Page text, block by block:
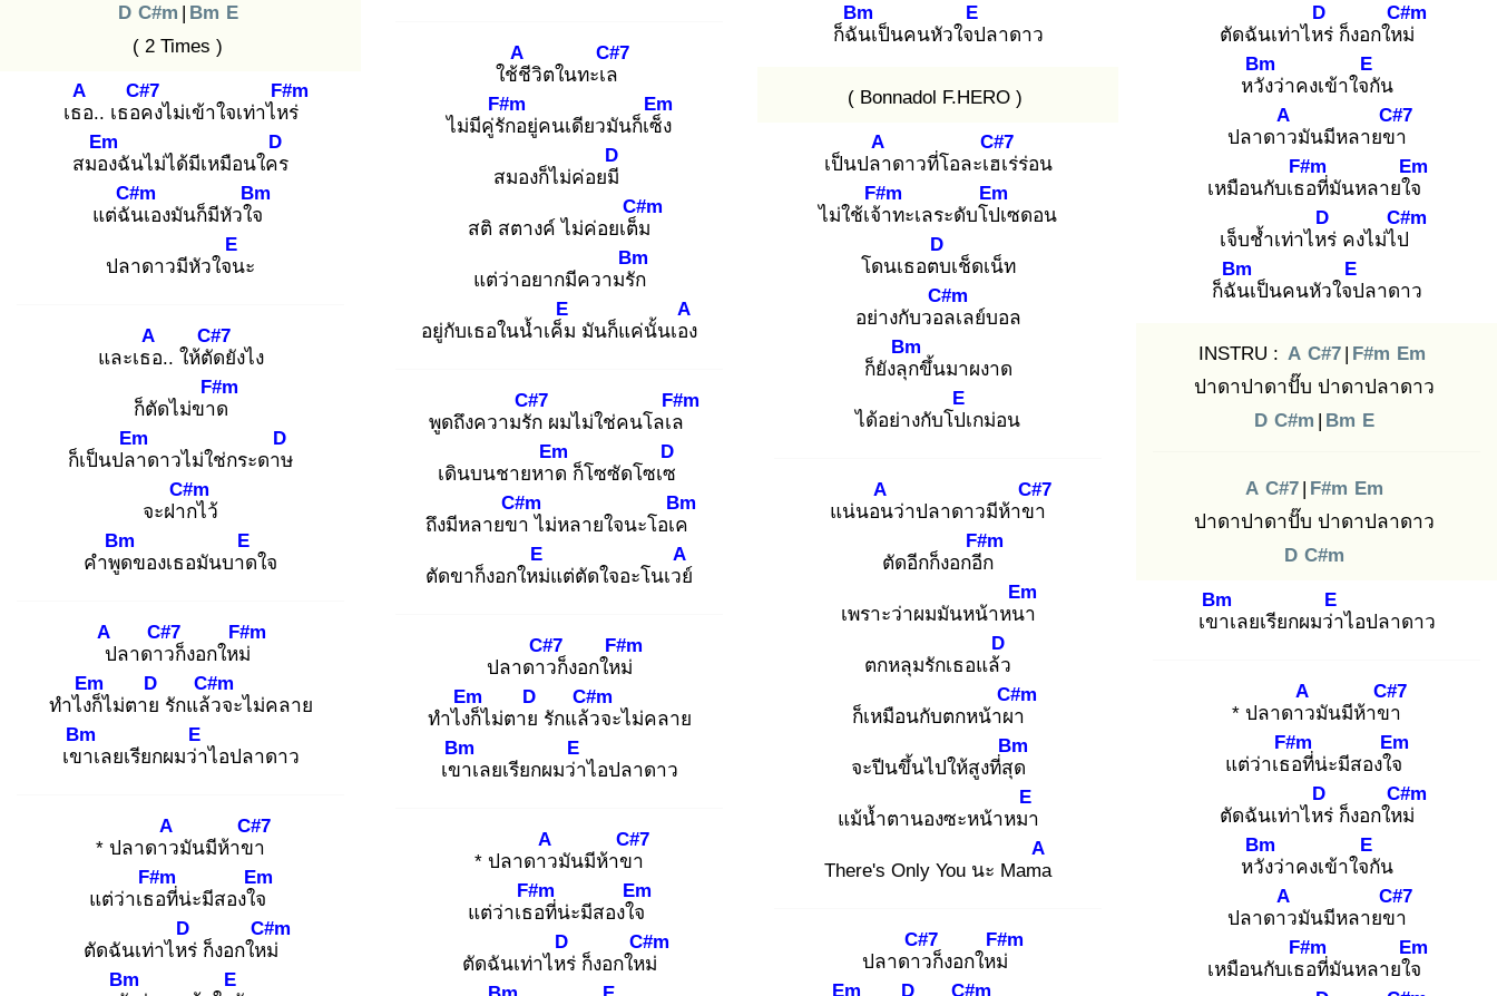
D C#m | Bm E
( 2 Times )
เธอ
A
.. เธอค
C#7
งไม่เข้าใจเท่าไหร่
F#m
สมอง
Em
ฉันไม่ได้มีเหมือนใคร
D
แต่ฉัน
C#m
เองมันก็มีหัวใจ
Bm
ปลาดาวมีหัวใจน
E
ะ
และเธอ
A
.. ให้ตัด
C#7
ยังไง
ก็ตัดไม่ขาด
F#m
ก็เป็นปลา
Em
ดาวไม่ใช่กระดาษ
D
จะฝาก
C#m
ไว้
คำพูด
Bm
ของเธอมันบาด
E
ใจ
ป
A
ลาดาว
C#7
ก็งอกใหม่
F#m
ทำไงก็
Em
ไม่ตาย
D
รักแล้ว
C#m
จะไม่คลาย
เขา
Bm
เลยเรียกผมว่า
E
ไอปลาดาว
* ปลาดาว
A
มันมีห้าขา
C#7
แต่ว่าเธอ
F#m
ที่น่ะมีสองใจ
Em
ตัดฉันเท่าไหร่
D
ก็งอกใหม่
C#m
Bm
E
ใช้ชี
A
วิตในทะเล
C#7
ไม่มีคู่รัก
F#m
อยู่คนเดียวมันก็เซ็ง
Em
สมองก็ไม่ค่อยมี
D
สติ สตางค์ ไม่ค่อยเต็ม
C#m
แต่ว่าอยากมีความรัก
Bm
อยู่กับเธอในน้ำเค็ม
E
มันก็แค่นั้นเอง
A
พูดถึงความรัก
C#7
ผมไม่ใช่คนโลเล
F#m
เดินบนชายหาด
Em
ก็โซซัดโซเซ
D
ถึงมีหลายขา
C#m
ไม่หลายใจนะโอเค
Bm
ตัดขาก็งอกใหม่
E
แต่ตัดใจอะโนเวย์
A
ปลาดาว
C#7
ก็งอกใหม่
F#m
ทำไงก็
Em
ไม่ตาย
D
รักแล้ว
C#m
จะไม่คลาย
เขา
Bm
เลยเรียกผมว่า
E
ไอปลาดาว
* ปลาดาว
A
มันมีห้าขา
C#7
แต่ว่าเธอ
F#m
ที่น่ะมีสองใจ
Em
ตัดฉันเท่าไหร่
D
ก็งอกใหม่
C#m
ก็ฉัน
Bm
เป็นคนหัวใจป
E
ลาดาว
( Bonnadol F.HERO )
เป็นปลา
A
ดาวที่โอละเฮเ
C#7
ร่ร่อน
ไม่ใช้เจ้า
F#m
ทะเลระดับโปเ
Em
ซดอน
โดนเธอตบ
D
เช็ดเน็ท
อย่างกับวอล
C#m
เลย์บอล
ก็ยังลุก
Bm
ขึ้นมาผงาด
ได้อย่างกับโปเ
E
กม่อน
แน่นอน
A
ว่าปลาดาวมีห้าขา
C#7
ตัดอีกก็งอกอีก
F#m
เพราะว่าผมมันหน้าหนา
Em
ตกหลุมรักเธอแล้ว
D
ก็เหมือนกับตกหน้าผา
C#m
จะปีนขึ้นไปให้สูงที่สุด
Bm
แม้น้ำตานองซะหน้าหมา
E
There's Only You นะ Mama
A
ปลาดาว
C#7
ก็งอกใหม่
F#m
Em D C#m
ตัดฉันเท่าไหร่
D
ก็งอกใหม่
C#m
หวัง
Bm
ว่าคงเข้าใจกั
E
น
ปลาดาว
A
มันมีหลายขา
C#7
เหมือนกับเธอ
F#m
ที่มันหลายใจ
Em
เจ็บช้ำเท่าไหร่
D
คงไม่ไป
C#m
ก็ฉัน
Bm
เป็นคนหัวใจป
E
ลาดาว
INSTRU : A C#7 | F#m Em
ปาดาปาดาปั๊บ ปาดาปลาดาว
D C#m | Bm E
A C#7 | F#m Em
ปาดาปาดาปั๊บ ปาดาปลาดาว
D C#m
เขา
Bm
เลยเรียกผมว่า
E
ไอปลาดาว
* ปลาดาว
A
มันมีห้าขา
C#7
แต่ว่าเธอ
F#m
ที่น่ะมีสองใจ
Em
ตัดฉันเท่าไหร่
D
ก็งอกใหม่
C#m
หวัง
Bm
ว่าคงเข้าใจกั
E
น
ปลาดาว
A
มันมีหลายขา
C#7
เหมือนกับเธอ
F#m
ที่มันหลายใจ
Em